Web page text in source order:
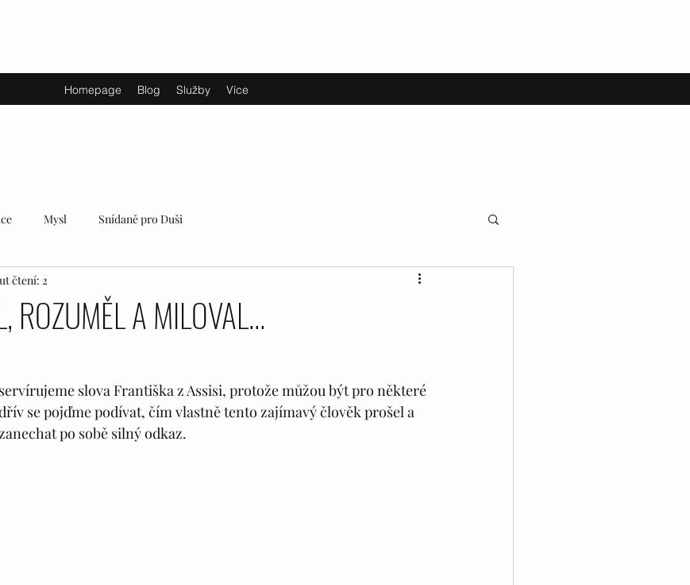
Homepage Blog Služby Více
Mysl Snídaně pro Duši
ROZUMĚL A MILOVAL...
čtení: 2
slova Františka z Assisi, protože můžou být pro některé
se pojďme podívat, čím vlastně tento zajímavý člověk prošel a
po sobě silný odkaz.